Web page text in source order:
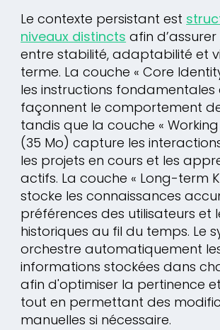
Le contexte persistant est
niveaux distincts afin
entre stabilité, adaptabilité et
terme. La couche « Core
les instructions fondamentales
façonnent le comportement
tandis que la couche «
(35 Mo) capture les
les projets en cours et les
actifs. La couche « Long-term
stocke les connaissances
préférences des utilisateurs et
historiques au fil du temps. Le
orchestre automatiquement
informations stockées dans
afin d'optimiser la pertinence
tout en permettant des
manuelles si nécessaire.